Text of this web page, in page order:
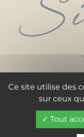
Tél. :
Ce site utilise des
sur ceux
Tout